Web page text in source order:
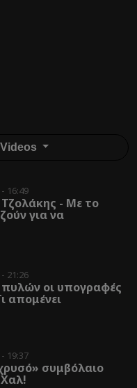
16:49
- Με το
για να
21:26
πυλών οι υπογραφές
απομένει
19:37
συμβόλαιο